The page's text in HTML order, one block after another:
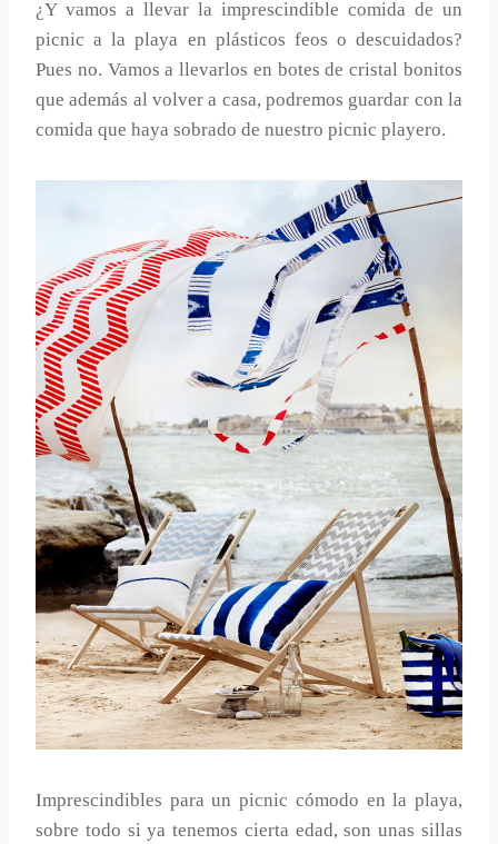
¿Y vamos a llevar la imprescindible comida de un
picnic a la playa en plásticos feos o descuidados?
Pues no. Vamos a llevarlos en botes de cristal bonitos
que además al volver a casa, podremos guardar con la
comida que haya sobrado de nuestro picnic playero.
Imprescindibles para un picnic cómodo en la playa,
sobre todo si ya tenemos cierta edad, son unas sillas